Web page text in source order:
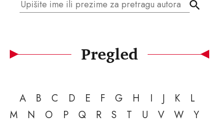
Pregled
A B C D E F G H I J K
L
M
N O P Q R S T U V W
Y